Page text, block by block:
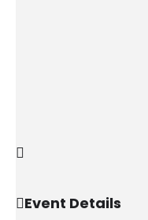
Event Details